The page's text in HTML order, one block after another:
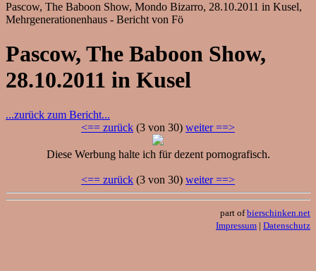
Pascow, The Baboon Show, Mondo Bizarro, 28.10.2011 in Kusel,
Mehrgenerationenhaus - Bericht von Fö
Pascow, The Baboon Show,
28.10.2011 in Kusel
...zurück zum Bericht...
<== zurück (3 von 30) weiter ==>
Diese Werbung halte ich für dezent pornografisch.
<== zurück (3 von 30) weiter ==>
part ofbierschinken.net
Impressum | Datenschutz